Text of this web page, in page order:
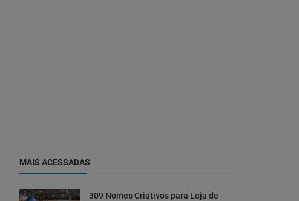
MAIS ACESSADAS
309 Nomes Criativos para Loja de